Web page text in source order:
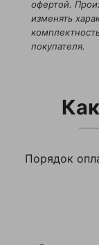
офертой.
изменять
покупателя.
Порядок